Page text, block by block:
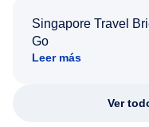
Singapore Travel
Go
Leer más
Ver